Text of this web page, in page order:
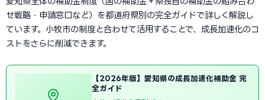
せ戦略・申請窓口など）を都道府県別の完全ガイドで詳しく解説し
ています。小牧市の制度と合わせて活用することで、成長加速化のコ
ストをさらに削減できます。
【2026年版】愛知県の成長加速化補助金 完
全ガイド